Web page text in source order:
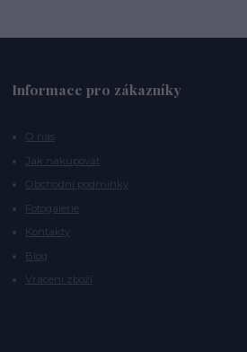
Informace pro zákazníky
O nás
Jak nakupovat
Obchodní podmínky
Fotogalerie
Kontakty
Blog
Vrácení zboží